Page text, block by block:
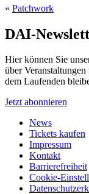
« Patchwork
DAI-
Hier können Sie
über
dem Laufenden
Jetzt abonnieren
News
Tickets kaufen
Impressum
Kontakt
Barrierefreiheit
Cookie-